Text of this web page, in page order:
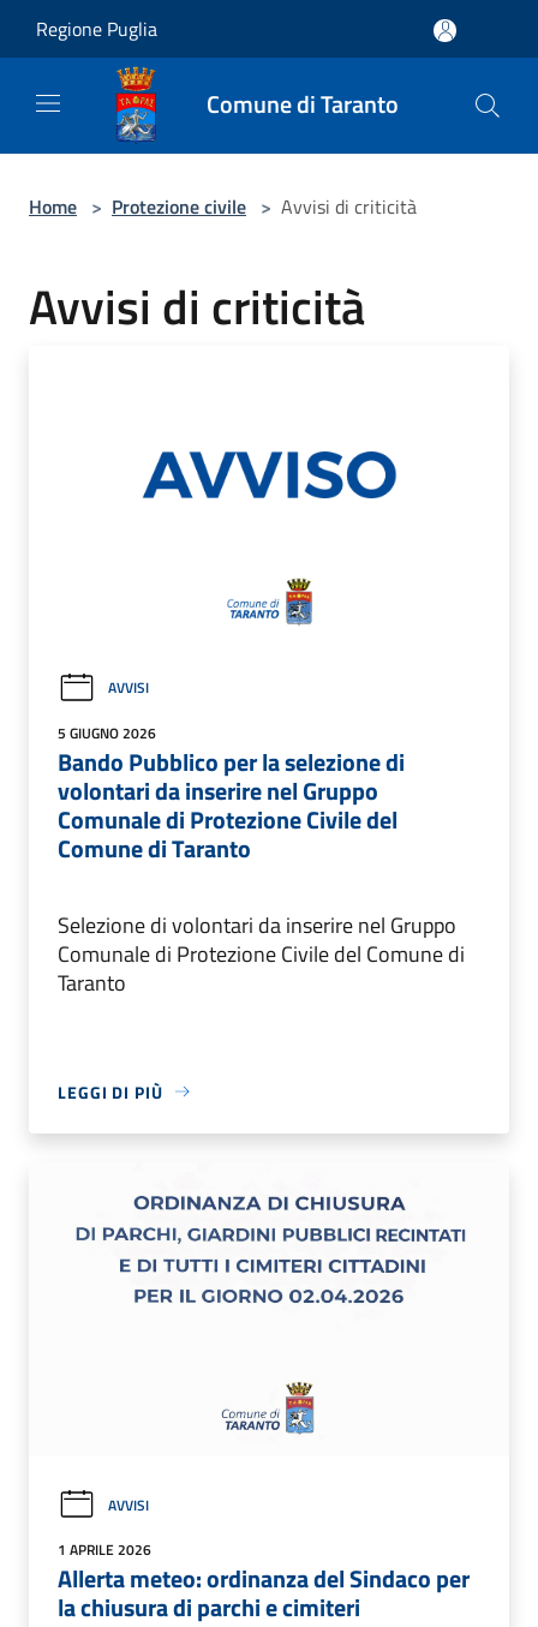
Regione Puglia
Comune di Taranto
Home > Protezione civile > Avvisi di criticità
Avvisi di criticità
AVVISI
5 GIUGNO 2026
Bando Pubblico per la selezione di
volontari da inserire nel Gruppo
Comunale di Protezione Civile del
Comune di Taranto
Selezione di volontari da inserire nel Gruppo
Comunale di Protezione Civile del Comune di
Taranto
LEGGI DI PIÙ
AVVISI
1 APRILE 2026
Allerta meteo: ordinanza del Sindaco per
la chiusura di parchi e cimiteri